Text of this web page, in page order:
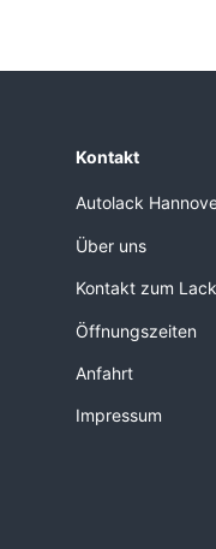
Kontakt
Autolack
Über uns
Kontakt zum
Öffnungszeiten
Anfahrt
Impressum